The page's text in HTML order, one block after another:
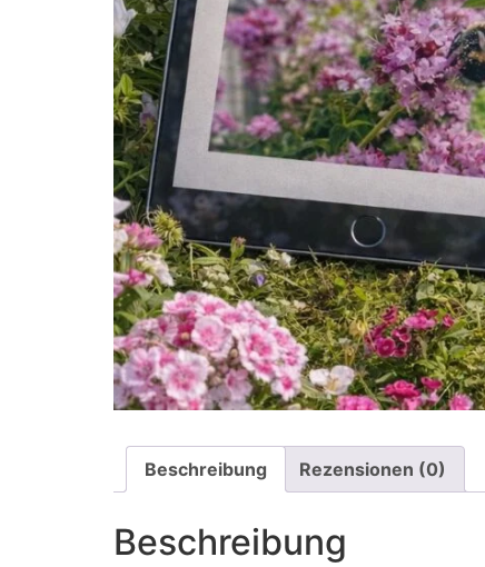
Beschreibung Rezensionen (0)
Beschreibung